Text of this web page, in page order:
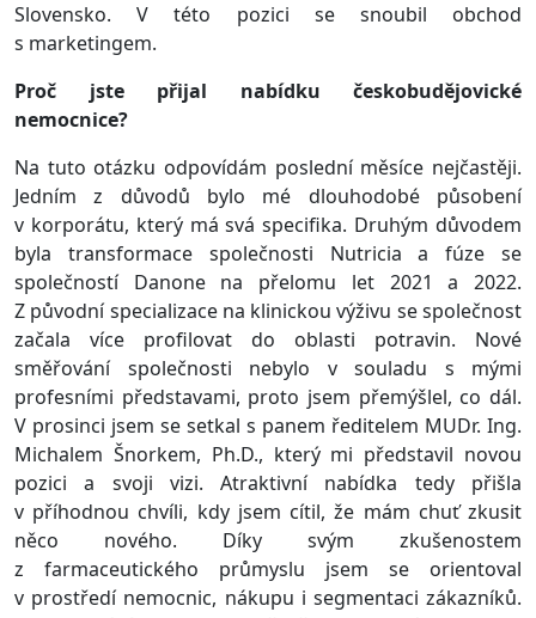
Slovensko. V této pozici se snoubil obchod
s marketingem.
Proč jste přijal nabídku českobudějovické
nemocnice?
Na tuto otázku odpovídám poslední měsíce nejčastěji.
Jedním z důvodů bylo mé dlouhodobé působení
v korporátu, který má svá specifika. Druhým důvodem
byla transformace společnosti Nutricia a fúze se
společností Danone na přelomu let 2021 a 2022.
Z původní specializace na klinickou výživu se společnost
začala více profilovat do oblasti potravin. Nové
směřování společnosti nebylo v souladu s mými
profesními představami, proto jsem přemýšlel, co dál.
V prosinci jsem se setkal s panem ředitelem MUDr. Ing.
Michalem Šnorkem, Ph.D., který mi představil novou
pozici a svoji vizi. Atraktivní nabídka tedy přišla
v příhodnou chvíli, kdy jsem cítil, že mám chuť zkusit
něco nového. Díky svým zkušenostem
z farmaceutického průmyslu jsem se orientoval
v prostředí nemocnic, nákupu i segmentaci zákazníků.